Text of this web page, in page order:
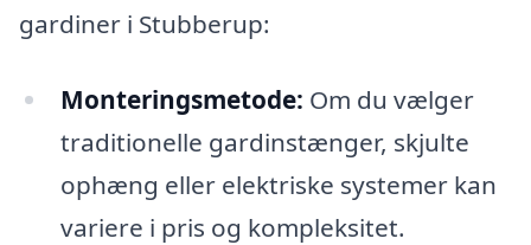
gardiner i Stubberup:
Monteringsmetode: Om du vælger
traditionelle gardinstænger, skjulte
ophæng eller elektriske systemer kan
variere i pris og kompleksitet.